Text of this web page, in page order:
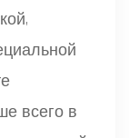
всего в